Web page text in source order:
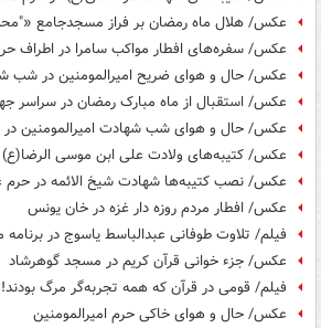
عکس/ هلال ماه رمضان بر فراز مسجدجامع
عکس/ سفره‌های افطار مواکب سامرا در اطراف
عکس/ حال و هوای ضریح امیرالمومنین در شب
عکس/ استقبال از ماه مبارک رمضان در سراسر
عکس/ حال و هوای شب شهادت امیرالمومنین
عکس/ کتیبه‌های ولادت علی ابن موسی
عکس/ نصب کتیبه‌ها شهادت شیخ الائمه در حرم
عکس/ افطار مردم روزه دار غزه در خان یونس
فیلم/ تلاوت طوفانی عبدالباسط یاسوج در
عکس/ جزء خوانی قرآن کریم در مسجد گوهرشاد
فیلم/ قومی در قرآن که همه تجربه‌گر مرگ بودند!
عکس/ حال و هوای خاکی حرم امیرالمومنین